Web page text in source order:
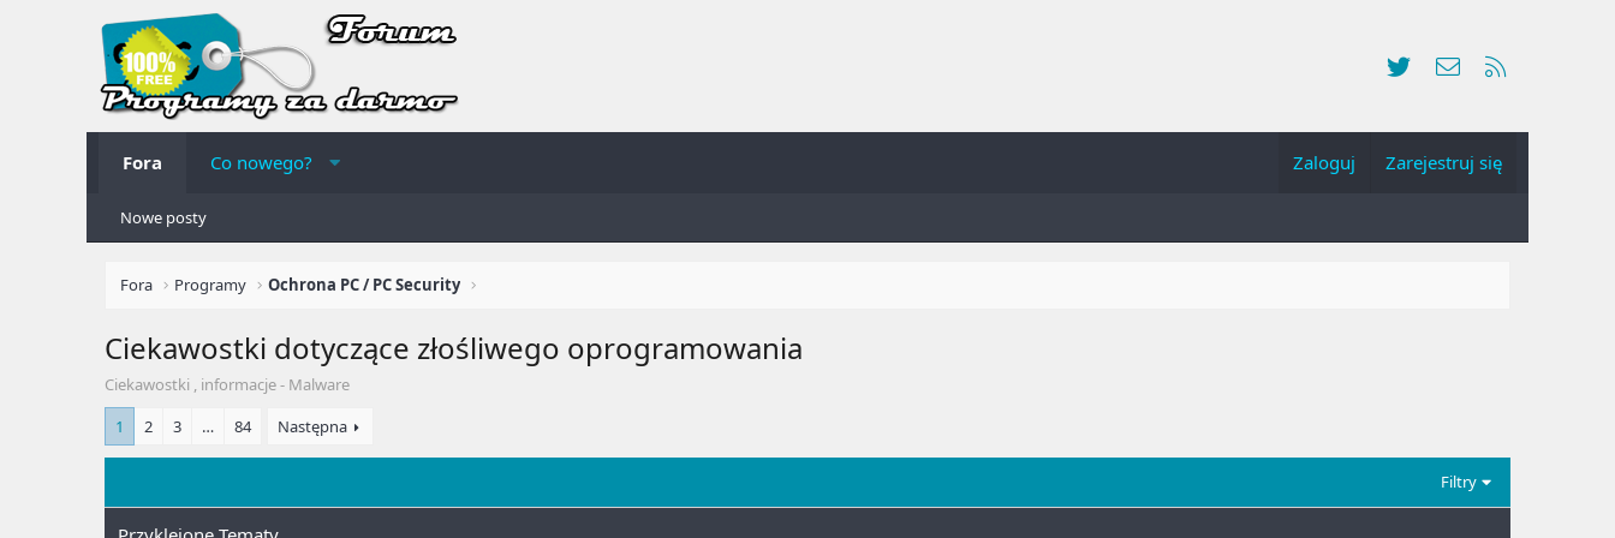
Twitter Kontakt
Fora Co nowego? Zaloguj Zarejestruj się
Nowe posty
Fora Programy Ochrona PC / PC Security
Ciekawostki dotyczące złośliwego oprogramowania
Ciekawostki , informacje - Malware
1
2 3 … 84 Następna
Filtry